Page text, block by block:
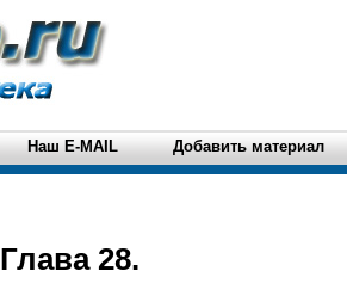
Наш E-MAIL Добавить материал
Глава 28.